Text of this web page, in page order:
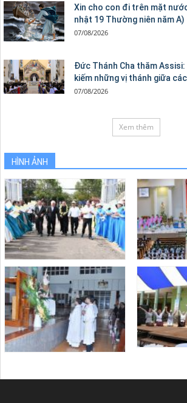
Xin cho con đi trên mặt
nhật 19 Thường niên năm A)
07/08/2026
Đức Thánh Cha thăm
kiếm những vị thánh giữa
07/08/2026
Xem thêm
HÌNH ẢNH